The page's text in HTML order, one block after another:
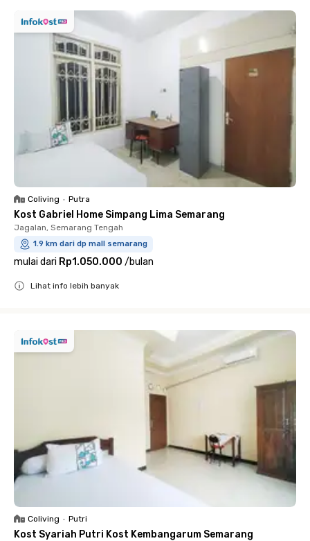
Coliving • Putra
Kost Gabriel Home Simpang Lima Semarang
Jagalan, Semarang Tengah
1.9 km dari dp mall semarang
mulai dari Rp1.050.000 /bulan
Lihat info lebih banyak
Coliving • Putri
Kost Syariah Putri Kost Kembangarum Semarang